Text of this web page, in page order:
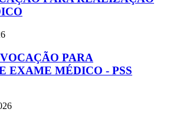
PARA
EXAME MÉDICO - PSS